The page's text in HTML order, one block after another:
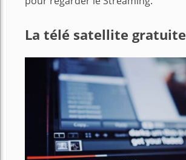
La télé satellite gratuite